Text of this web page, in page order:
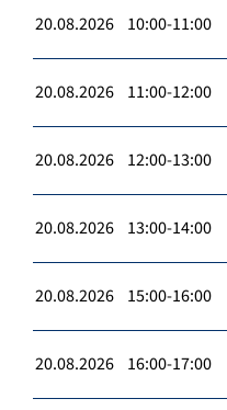
20.08.2026 10:00-11:00
20.08.2026 11:00-12:00
20.08.2026 12:00-13:00
20.08.2026 13:00-14:00
20.08.2026 15:00-16:00
20.08.2026 16:00-17:00